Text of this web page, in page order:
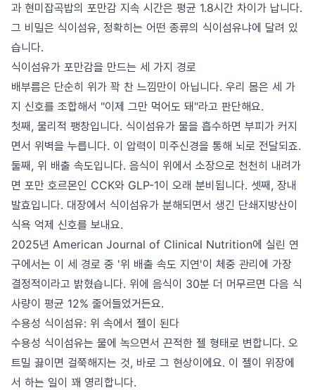
과 현미잡곡밥의 포만감 지속 시간은 평균 1.8시간 차이가 납니다.
그 비밀은 식이섬유, 정확히는 어떤 종류의 식이섬유냐에 달려 있
습니다.
식이섬유가 포만감을 만드는 세 가지 경로
배부름은 단순히 위가 꽉 찬 느낌만이 아닙니다. 우리 몸은 세 가
지 신호를 조합해서 "이제 그만 먹어도 돼"라고 판단해요.
첫째, 물리적 팽창입니다. 식이섬유가 물을 흡수하면 부피가 커지
면서 위벽을 누릅니다. 이 압력이 미주신경을 통해 뇌로 전달되죠.
둘째, 위 배출 속도입니다. 음식이 위에서 소장으로 천천히 내려가
면 포만 호르몬인 CCK와 GLP-1이 오래 분비됩니다. 셋째, 장내
발효입니다. 대장에서 식이섬유가 분해되면서 생긴 단쇄지방산이
식욕 억제 신호를 보내요.
2025년 American Journal of Clinical Nutrition에 실린 연
구에서는 이 세 경로 중 '위 배출 속도 지연'이 체중 관리에 가장
결정적이라고 밝혔습니다. 위에 음식이 30분 더 머무르면 다음 식
사량이 평균 12% 줄어들었거든요.
수용성 식이섬유: 위 속에서 젤이 된다
수용성 식이섬유는 물에 녹으면서 끈적한 젤 형태로 변합니다. 오
트밀 끓이면 걸쭉해지는 것, 바로 그 현상이에요. 이 젤이 위장에
서 하는 일이 꽤 영리합니다.